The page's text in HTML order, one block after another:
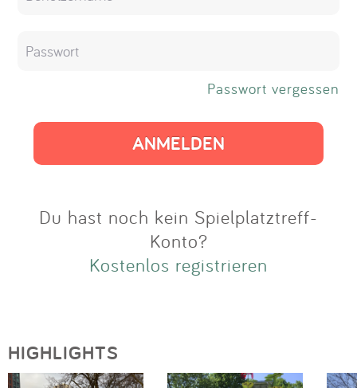
Passwort vergessen
Du hast noch kein Spielplatztreff-
Konto?
Kostenlos registrieren
HIGHLIGHTS